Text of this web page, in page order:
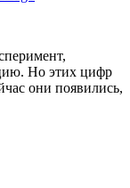
Но этих цифр
они появились,